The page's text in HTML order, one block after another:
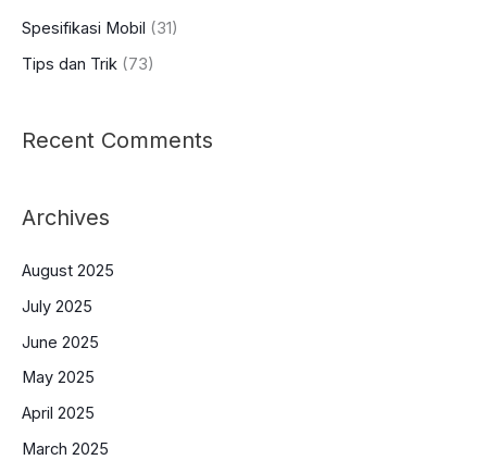
Spesifikasi Mobil (31)
Tips dan Trik (73)
Recent Comments
Archives
August 2025
July 2025
June 2025
May 2025
April 2025
March 2025